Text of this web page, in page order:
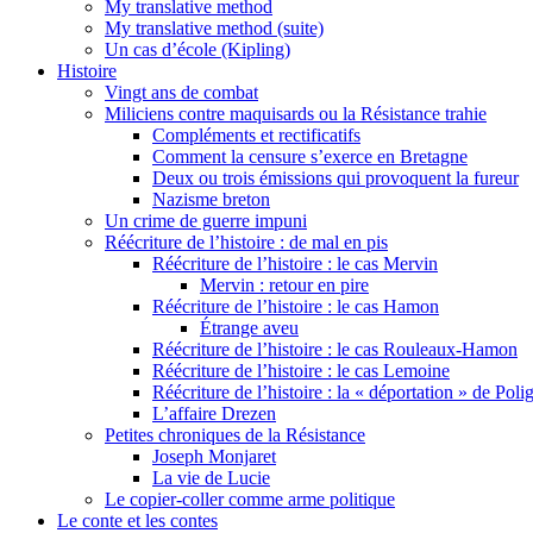
My translative method
My translative method (suite)
Un cas d’école (Kipling)
Histoire
Vingt ans de combat
Miliciens contre maquisards ou la Résistance trahie
Compléments et rectificatifs
Comment la censure s’exerce en Bretagne
Deux ou trois émissions qui provoquent la fureur
Nazisme breton
Un crime de guerre impuni
Réécriture de l’histoire : de mal en pis
Réécriture de l’histoire : le cas Mervin
Mervin : retour en pire
Réécriture de l’histoire : le cas Hamon
Étrange aveu
Réécriture de l’histoire : le cas Rouleaux-Hamon
Réécriture de l’histoire : le cas Lemoine
Réécriture de l’histoire : la « déportation » de
L’affaire Drezen
Petites chroniques de la Résistance
Joseph Monjaret
La vie de Lucie
Le copier-coller comme arme politique
Le conte et les contes